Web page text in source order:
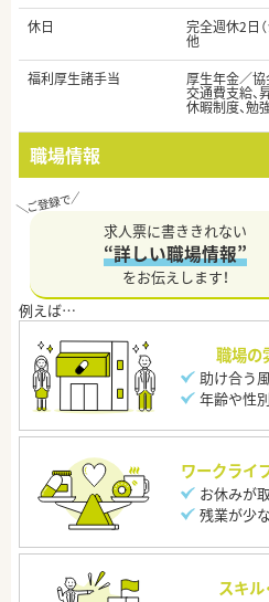
休日
完全週休2日（
他
福利厚生諸手当
厚生年金／
交通費支給、
休暇制度、勉
職場情報
求人票に書ききれない
“詳しい職場情報”
をお伝えします！
職場の
助け合う
年齢や性
ワークライ
お休みが
残業が少
スキル